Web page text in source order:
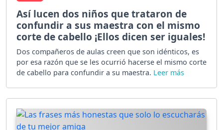
Así lucen dos niños que trataron de
confundir a sus maestra con el mismo
corte de cabello ¡Ellos dicen ser iguales!
Dos compañeros de aulas creen que son idénticos, es
por esa razón que se les ocurrió hacerse el mismo corte
de cabello para confundir a su maestra.